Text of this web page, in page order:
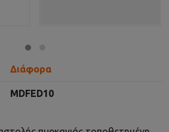
Διάφορα
MDFED10